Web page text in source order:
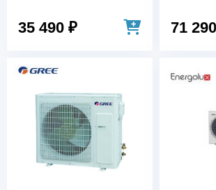
35 490 ₽ 71